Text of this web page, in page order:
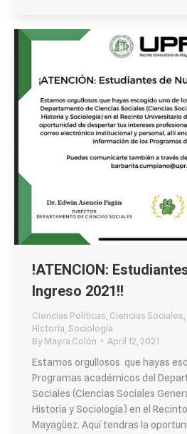
!ATENCION:
Ingreso 2021!!
Ciencias Políticas, Ciencias Sociales,
Historia,Sociología
ByMayra Colón
April 12, 2021
Estamos orgullosos que hayas
Programas académicos del
Sociales (Ciencias Sociales
Historia y Sociología) en el
Mayagüez. Aquí tendras la